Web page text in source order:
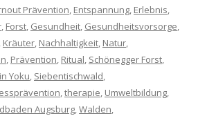
Prävention, Entspannung, Erlebnis,
, Forst, Gesundheit, Gesundheitsvorsorge,
, Kräuter, Nachhaltigkeit, Natur,
, Prävention, Ritual, Schönegger Forst,
Yoku, Siebentischwald,
,therapie, Umweltbildung,
Augsburg,Walden,